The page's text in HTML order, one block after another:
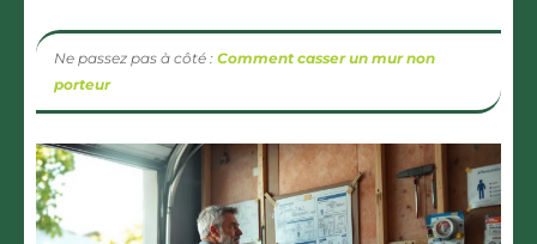
Ne passez pas à côté : Comment casser un mur non
porteur